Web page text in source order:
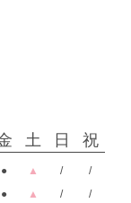
土 日
祝
● ▲ / /
● ▲ / /